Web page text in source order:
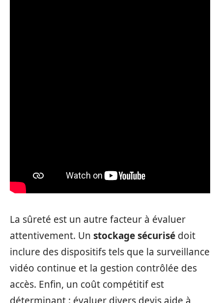
La sûreté est un autre facteur à évaluer
attentivement. Un stockage sécurisé doit
inclure des dispositifs tels que la surveillance
vidéo continue et la gestion contrôlée des
accès. Enfin, un coût compétitif est
déterminant : évaluer divers devis aide à